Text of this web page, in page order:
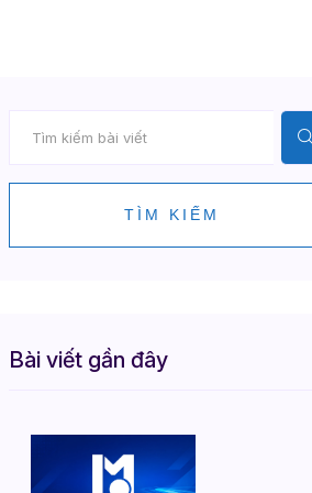
TÌM KIẾM
Bài viết gần đây